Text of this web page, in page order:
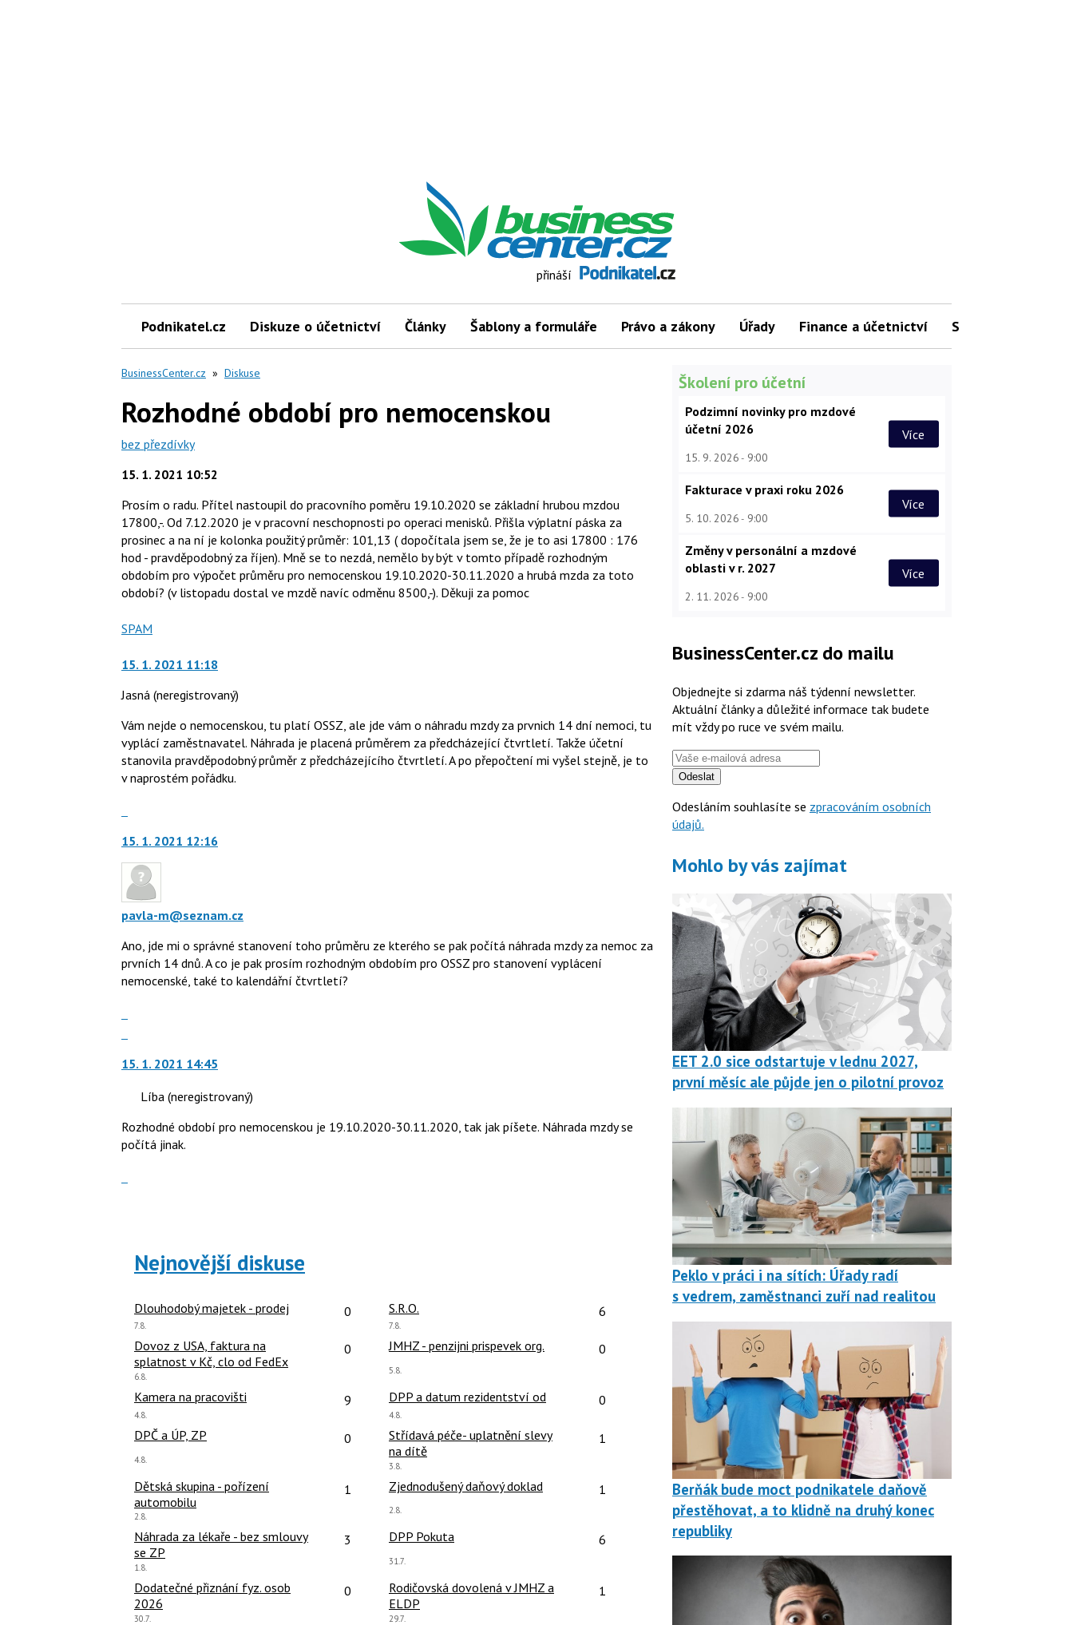
přináší
Podnikatel.cz Diskuze o účetnictví Články Šablony a formuláře Právo a zákony Úřady Finance a účetnictví Slovníček pojmů
BusinessCenter.cz » Diskuse
Rozhodné období pro nemocenskou
bez přezdívky
15. 1. 2021 10:52
Prosím o radu. Přítel nastoupil do pracovního poměru 19.10.2020 se základní hrubou mzdou
17800,-. Od 7.12.2020 je v pracovní neschopnosti po operaci menisků. Přišla výplatní páska za
prosinec a na ní je kolonka použitý průměr: 101,13 ( dopočítala jsem se, že je to asi 17800 : 176
hod - pravděpodobný za říjen). Mně se to nezdá, nemělo by být v tomto případě rozhodným
obdobím pro výpočet průměru pro nemocenskou 19.10.2020-30.11.2020 a hrubá mzda za toto
období? (v listopadu dostal ve mzdě navíc odměnu 8500,-). Děkuji za pomoc
Nahlásit
jako
SPAM
15. 1. 2021 11:18
Jasná (neregistrovaný)
Vám nejde o nemocenskou, tu platí OSSZ, ale jde vám o náhradu mzdy za prvnich 14 dní nemoci, tu
vyplácí zaměstnavatel. Náhrada je placená průměrem za předcházející čtvrtletí. Takže účetní
stanovila pravděpodobný průměr z předcházejícího čtvrtletí. A po přepočtení mi vyšel stejně, je to
v naprostém pořádku.
další
nový
názor.
navigaci
použít
i
klávesy
P
předchozí
nový
názor
15. 1. 2021 12:16
pavla-m@seznam.cz
Ano, jde mi o správné stanovení toho průměru ze kterého se pak počítá náhrada mzdy za nemoc za
prvních 14 dnů. A co je pak prosím rozhodným obdobím pro OSSZ pro stanovení vyplácení
nemocenské, také to kalendářní čtvrtletí?
další
názor.
navigaci
lze
následující
a
pro
předchozí
nový
názor
15. 1. 2021 14:45
Líba (neregistrovaný)
Rozhodné období pro nemocenskou je 19.10.2020-30.11.2020, tak jak píšete. Náhrada mzdy se
počítá jinak.
Nejnovější diskuse
Dlouhodobý majetek - prodej Počet reakcí:
0
Poslední
7.8.
S.R.O. Počet reakcí:
6
Poslední
7.8.
Dovoz z USA, faktura na
splatnost v Kč, clo od FedEx
Počet reakcí:
0
Poslední
6.8.
JMHZ - penzijni prispevek org. Počet reakcí:
0
Poslední
5.8.
Kamera na pracovišti Počet reakcí:
9
Poslední
4.8.
DPP a datum rezidentství od Počet reakcí:
0
Poslední
4.8.
DPČ a ÚP, ZP Počet reakcí:
0
Poslední
4.8.
Střídavá péče- uplatnění slevy
na dítě
Počet reakcí:
1
Poslední
3.8.
Dětská skupina - pořízení
automobilu
Počet reakcí:
1
Poslední
2.8.
Zjednodušený daňový doklad Počet reakcí:
1
Poslední
2.8.
Náhrada za lékaře - bez smlouvy
se ZP
Počet reakcí:
3
Poslední
1.8.
DPP Pokuta Počet reakcí:
6
Poslední
31.7.
Dodatečné přiznání fyz. osob
2026
Počet reakcí:
0
Poslední
30.7.
Rodičovská dovolená v JMHZ a
ELDP
Počet reakcí:
1
Poslední
29.7.
Školení pro účetní
Podzimní novinky pro mzdové
účetní 2026
15. 9. 2026 9:00
Více
Fakturace v praxi roku 2026
5. 10. 2026 9:00
Více
Změny v personální a mzdové
oblasti v r. 2027
2. 11. 2026 9:00
Více
BusinessCenter.cz do mailu
Objednejte si zdarma náš týdenní newsletter.
Aktuální články a důležité informace tak budete
mít vždy po ruce ve svém mailu.
Odeslat
Odesláním souhlasíte se zpracováním osobních
údajů.
Mohlo by vás zajímat
EET 2.0 sice odstartuje v lednu 2027,
první měsíc ale půjde jen o pilotní provoz
Peklo v práci i na sítích: Úřady radí
s vedrem, zaměstnanci zuří nad realitou
Berňák bude moct podnikatele daňově
přestěhovat, a to klidně na druhý konec
republiky